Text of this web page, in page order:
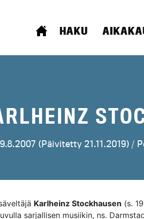
ETUSIVU
HAKU
9.8.2007 (Päivitetty 21.11.2019) /
Karlheinz Stockhausen (s.
sarjallisen musiikin, ns.